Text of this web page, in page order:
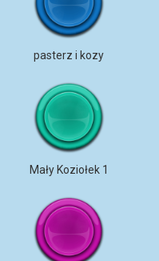
pasterz i kozy
Mały Koziołek 1